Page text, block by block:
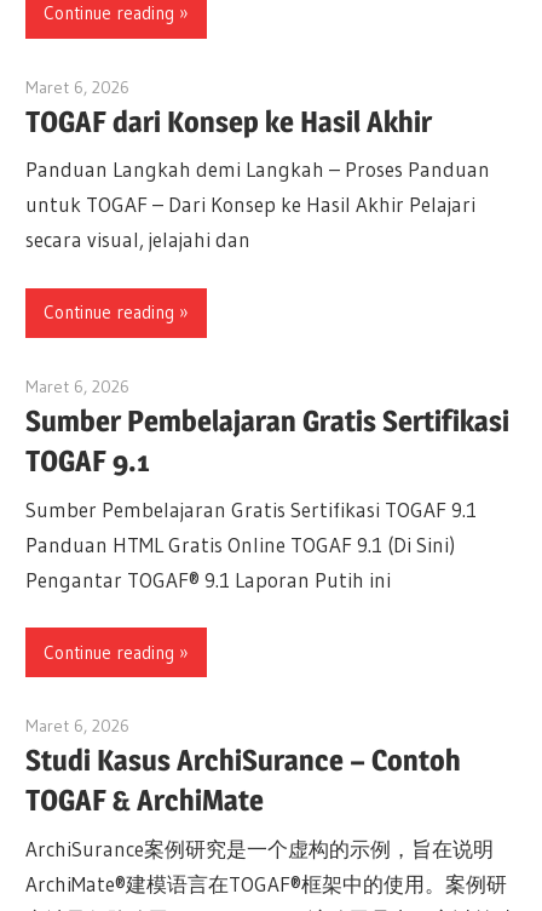
Continue reading
Maret 6, 2026
TOGAF dari Konsep ke Hasil Akhir
Panduan Langkah demi Langkah – Proses Panduan
untuk TOGAF – Dari Konsep ke Hasil Akhir Pelajari
secara visual, jelajahi dan
Continue reading
Maret 6, 2026
Sumber Pembelajaran Gratis Sertifikasi
TOGAF 9.1
Sumber Pembelajaran Gratis Sertifikasi TOGAF 9.1
Panduan HTML Gratis Online TOGAF 9.1 (Di Sini)
Pengantar TOGAF® 9.1 Laporan Putih ini
Continue reading
Maret 6, 2026
Studi Kasus ArchiSurance – Contoh
TOGAF & ArchiMate
ArchiSurance案例研究是一个虚构的示例，旨在说明
ArchiMate®建模语言在TOGAF®框架中的使用。案例研